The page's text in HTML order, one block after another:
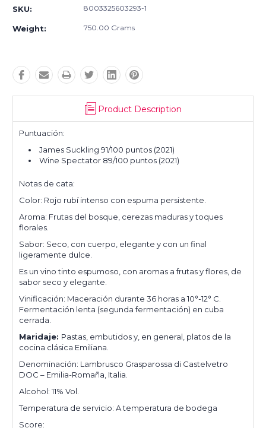
SKU: 8003325603293-1
Weight: 750.00 Grams
Product Description
Puntuación:
James Suckling 91/100 puntos (2021)
Wine Spectator 89/100 puntos (2021)
Notas de cata:
Color: Rojo rubí intenso con espuma persistente.
Aroma: Frutas del bosque, cerezas maduras y toques
florales.
Sabor: Seco, con cuerpo, elegante y con un final
ligeramente dulce.
Es un vino tinto espumoso, con aromas a frutas y flores, de
sabor seco y elegante.
Vinificación: Maceración durante 36 horas a 10°-12° C.
Fermentación lenta (segunda fermentación) en cuba
cerrada.
Maridaje: Pastas, embutidos y, en general, platos de la
cocina clásica Emiliana.
Denominación: Lambrusco Grasparossa di Castelvetro
DOC – Emilia-Romaña, Italia.
Alcohol: 11% Vol.
Temperatura de servicio: A temperatura de bodega
Score: